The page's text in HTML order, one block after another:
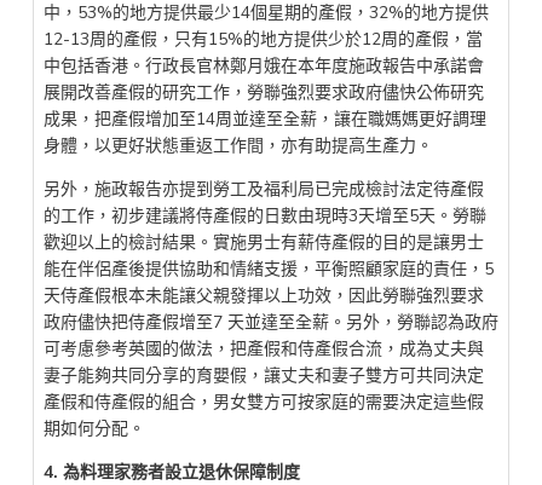
中，53%的地方提供最少14個星期的產假，32%的地方提供
12-13周的產假，只有15%的地方提供少於12周的產假，當
中包括香港。行政長官林鄭月娥在本年度施政報告中承諾會
展開改善產假的研究工作，勞聯強烈要求政府儘快公佈研究
成果，把產假增加至14周並達至全薪，讓在職媽媽更好調理
身體，以更好狀態重返工作間，亦有助提高生產力。
另外，施政報告亦提到勞工及福利局已完成檢討法定待產假
的工作，初步建議將侍產假的日數由現時3天增至5天。勞聯
歡迎以上的檢討結果。實施男士有薪侍產假的目的是讓男士
能在伴侶產後提供協助和情緒支援，平衡照顧家庭的責任，5
天侍產假根本未能讓父親發揮以上功效，因此勞聯強烈要求
政府儘快把侍產假增至7 天並達至全薪。另外，勞聯認為政府
可考慮參考英國的做法，把產假和侍產假合流，成為丈夫與
妻子能夠共同分享的育嬰假，讓丈夫和妻子雙方可共同決定
產假和侍產假的組合，男女雙方可按家庭的需要決定這些假
期如何分配。
4. 為料理家務者設立退休保障制度